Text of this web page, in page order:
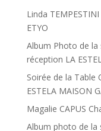
Linda
ETYO
Album Photo de la
réception LA
Soirée de la Table
ESTELA MAISON
Magalie CAPUS
Album photo de la